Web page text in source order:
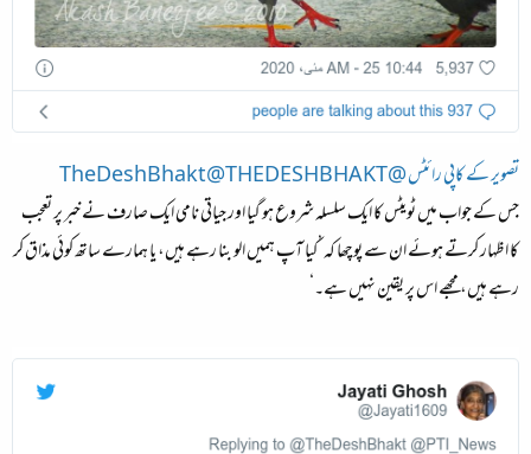
تصویر کے کاپی رائٹس @TheDeshBhakt@THEDESHBHAKT
جس کے جواب میں ٹویٹس کا ایک سلسلہ شروع ہو گیا اور جیاتی نامی ایک صارف نے خبر پر تعجب
کا اظہار کرتے ہوئے ان سے پوچھا کہ ’کیا آپ ہمیں الو بنا رہے ہیں، یا ہمارے ساتھ کوئی مذاق کر
رہے ہیں، مجھے اس پر یقین نہیں ہے۔‘